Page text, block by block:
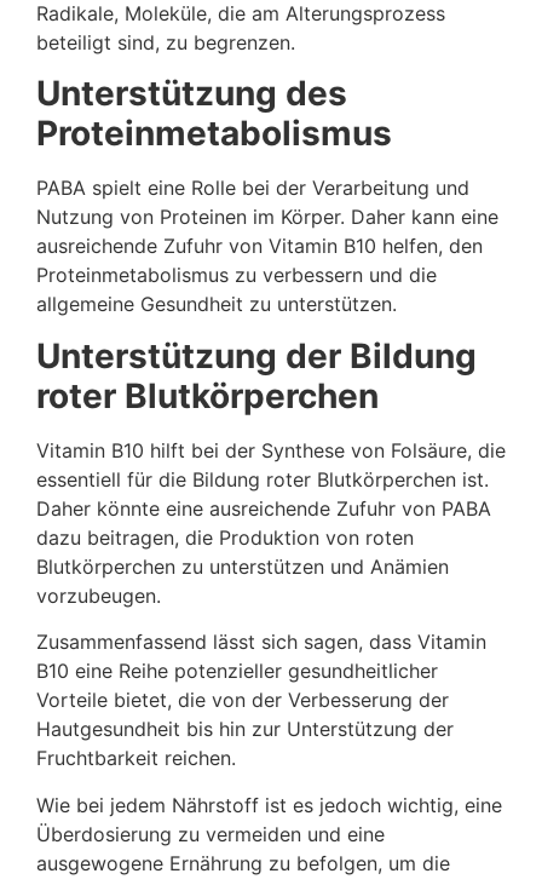
Radikale, Moleküle, die am Alterungsprozess
beteiligt sind, zu begrenzen.
Unterstützung des
Proteinmetabolismus
PABA spielt eine Rolle bei der Verarbeitung und
Nutzung von Proteinen im Körper. Daher kann eine
ausreichende Zufuhr von Vitamin B10 helfen, den
Proteinmetabolismus zu verbessern und die
allgemeine Gesundheit zu unterstützen.
Unterstützung der Bildung
roter Blutkörperchen
Vitamin B10 hilft bei der Synthese von Folsäure, die
essentiell für die Bildung roter Blutkörperchen ist.
Daher könnte eine ausreichende Zufuhr von PABA
dazu beitragen, die Produktion von roten
Blutkörperchen zu unterstützen und Anämien
vorzubeugen.
Zusammenfassend lässt sich sagen, dass Vitamin
B10 eine Reihe potenzieller gesundheitlicher
Vorteile bietet, die von der Verbesserung der
Hautgesundheit bis hin zur Unterstützung der
Fruchtbarkeit reichen.
Wie bei jedem Nährstoff ist es jedoch wichtig, eine
Überdosierung zu vermeiden und eine
ausgewogene Ernährung zu befolgen, um die